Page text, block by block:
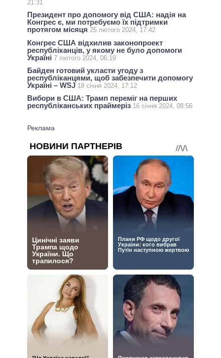
21:31
Президент про допомогу від США: надія на
Конгрес є, ми потребуємо їх підтримки
протягом місяця 25 лютого 2024, 17:42
Конгрес США відхилив законопроект
республіканців, у якому не було допомоги
Україні 7 лютого 2024, 06:19
Байден готовий укласти угоду з
республіканцями, щоб забезпечити допомогу
Україні – WSJ 18 січня 2024, 17:12
Вибори в США: Трамп переміг на перших
республіканських праймеріз 16 січня 2024, 08:56